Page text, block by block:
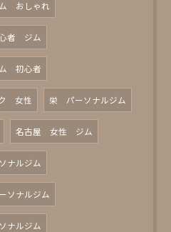
おしゃれ
者 ジム
初心者
女性 栄 パーソナルジム
名古屋 女性 ジム
ナルジム
ソナルジム
ナルジム